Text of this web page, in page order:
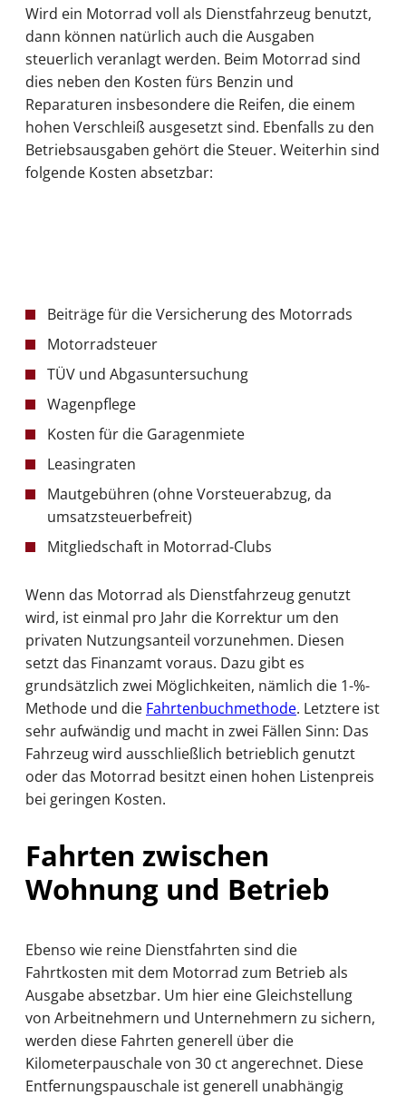
Wird ein Motorrad voll als Dienstfahrzeug benutzt,
dann können natürlich auch die Ausgaben
steuerlich veranlagt werden. Beim Motorrad sind
dies neben den Kosten fürs Benzin und
Reparaturen insbesondere die Reifen, die einem
hohen Verschleiß ausgesetzt sind. Ebenfalls zu den
Betriebsausgaben gehört die Steuer. Weiterhin sind
folgende Kosten absetzbar:
Beiträge für die Versicherung des Motorrads
Motorradsteuer
TÜV und Abgasuntersuchung
Wagenpflege
Kosten für die Garagenmiete
Leasingraten
Mautgebühren (ohne Vorsteuerabzug, da
umsatzsteuerbefreit)
Mitgliedschaft in Motorrad-Clubs
Wenn das Motorrad als Dienstfahrzeug genutzt
wird, ist einmal pro Jahr die Korrektur um den
privaten Nutzungsanteil vorzunehmen. Diesen
setzt das Finanzamt voraus. Dazu gibt es
grundsätzlich zwei Möglichkeiten, nämlich die 1-%-
Methode und die Fahrtenbuchmethode. Letztere ist
sehr aufwändig und macht in zwei Fällen Sinn: Das
Fahrzeug wird ausschließlich betrieblich genutzt
oder das Motorrad besitzt einen hohen Listenpreis
bei geringen Kosten.
Fahrten zwischen
Wohnung und Betrieb
Ebenso wie reine Dienstfahrten sind die
Fahrtkosten mit dem Motorrad zum Betrieb als
Ausgabe absetzbar. Um hier eine Gleichstellung
von Arbeitnehmern und Unternehmern zu sichern,
werden diese Fahrten generell über die
Kilometerpauschale von 30 ct angerechnet. Diese
Entfernungspauschale ist generell unabhängig